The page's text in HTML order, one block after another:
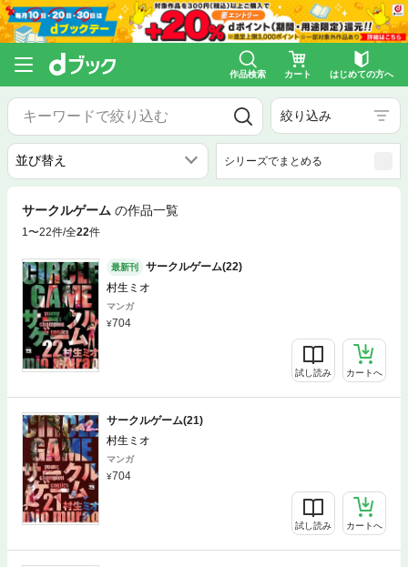
作品検索 カート はじめての方へ
絞り込み
シリーズでまとめる
サークルゲーム の作品一覧
1〜22件/全22件
最新刊
サークルゲーム(22)
村生ミオ
マンガ
704
試し読み カートへ
サークルゲーム(21)
村生ミオ
マンガ
704
試し読み カートへ